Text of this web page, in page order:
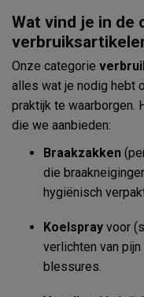
Wat vind je in de
Onze categorie
alles wat je nodig hebt
praktijk te waarborgen.
die we aanbieden:
Braakzakken
die
hygiënisch
Koelspray voor
verlichten van
blessures.